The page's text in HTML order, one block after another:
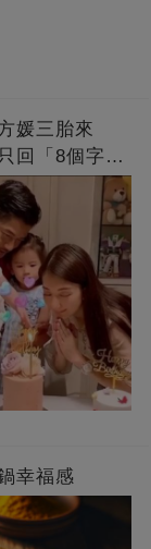
媛三胎來
回「8個字」
幸福感